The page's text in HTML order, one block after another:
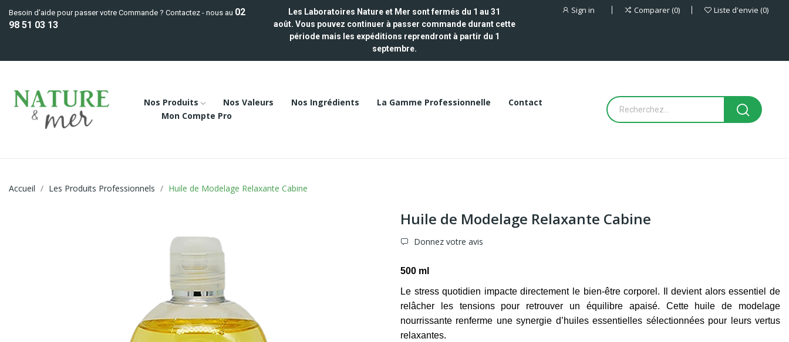
Besoin d'aide pour passer votre Commande ? Contactez - nous au 02
98 51 03 13
Les Laboratoires Nature et Mer sont fermés du 1 au 31
août. Vous pouvez continuer à passer commande durant cette
période mais les expéditions reprendront à partir du 1
septembre.
Sign in Comparer 0 Liste d'envie 0
Nos Produits Nos Valeurs Nos Ingrédients La Gamme Professionnelle
Contact
Mon Compte Pro
Accueil Les Produits Professionnels Huile de Modelage Relaxante Cabine
Huile de Modelage Relaxante Cabine
Donnez votre avis
500 ml
Le stress quotidien impacte directement le bien-être corporel. Il devient alors essentiel de
relâcher les tensions pour retrouver un équilibre apaisé. Cette huile de modelage
nourrissante renferme une synergie d’huiles essentielles sélectionnées pour leurs vertus
relaxantes.